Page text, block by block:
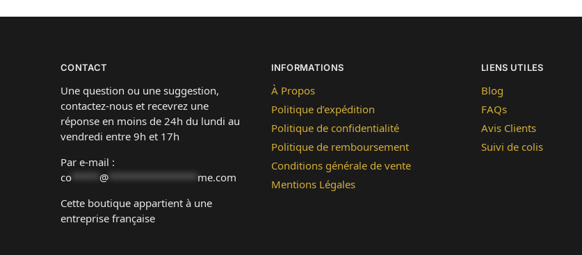
CONTACT
Une question ou une suggestion,
contactez-nous et recevrez une
réponse en moins de 24h du lundi au
vendredi entre 9h et 17h
Par e-mail :
co
@
me.com
Cette boutique appartient à une
entreprise française
INFORMATIONS
À Propos
Politique d’expédition
Politique de confidentialité
Politique de remboursement
Conditions générale de vente
Mentions Légales
LIENS UTILES
Blog
FAQs
Avis Clients
Suivi de colis